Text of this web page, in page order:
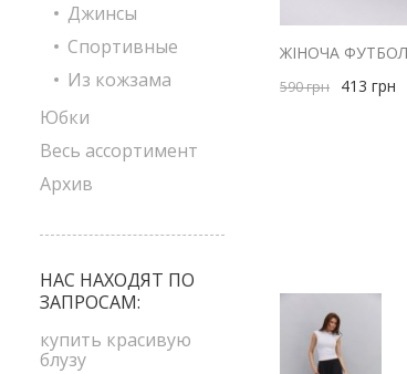
590грн 413 грн
Джинсы
Спортивные
Из кожзама
Юбки
Весь ассортимент
Архив
НАС НАХОДЯТ ПО
ЗАПРОСАМ:
купить красивую
блузу